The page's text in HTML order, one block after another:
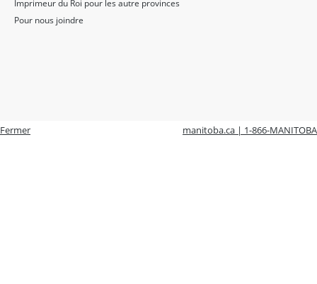
Imprimeur du Roi pour les autre provinces
Pour nous joindre
Fermer manitoba.ca | 1-866-MANITOBA